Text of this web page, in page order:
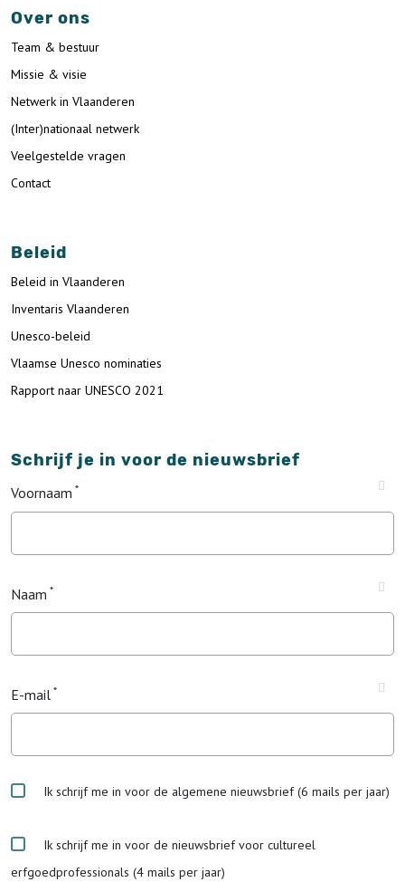
Over ons
Team & bestuur
Missie & visie
Netwerk in Vlaanderen
(Inter)nationaal netwerk
Veelgestelde vragen
Contact
Beleid
Beleid in Vlaanderen
Inventaris Vlaanderen
Unesco-beleid
Vlaamse Unesco nominaties
Rapport naar UNESCO 2021
Schrijf je in voor de nieuwsbrief
Voornaam
Naam
E-mail
Ik schrijf me in voor de algemene nieuwsbrief (6 mails per jaar)
Ik schrijf me in voor de nieuwsbrief voor cultureel
erfgoedprofessionals (4 mails per jaar)